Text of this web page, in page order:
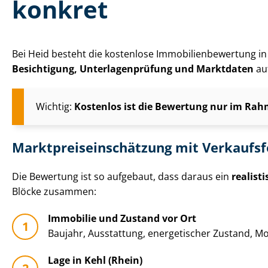
konkret
Bei Heid besteht die kostenlose Im­mo­bi­li­en­be­wer­tung
Besichtigung, Un­ter­la­gen­prü­fung und Marktdaten
Wichtig: Kostenlos ist die Bewertung nur im
Markt­preis­ein­schät­zung mit
Die Bewertung ist so aufgebaut, dass daraus ein
Blöcke zusammen:
Immobilie und Zustand vor Ort
Baujahr, Ausstattung, energetischer Zustand,
Lage in Kehl (Rhein)